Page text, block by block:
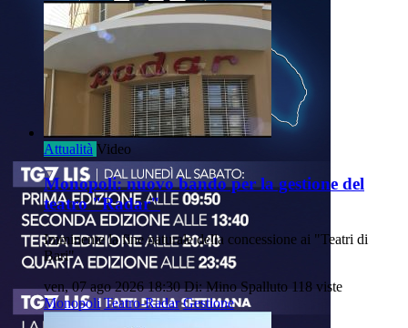
Attualità Video
Monopoli: nuovo bando per la gestione del
teatro "Radar"
Imminente la fine naturale della concessione ai "Teatri di
Bari"
ven, 07 ago 2026 18:30 Di: Mino Spalluto 118 viste
Monopoli Teatro-Radar Gestione